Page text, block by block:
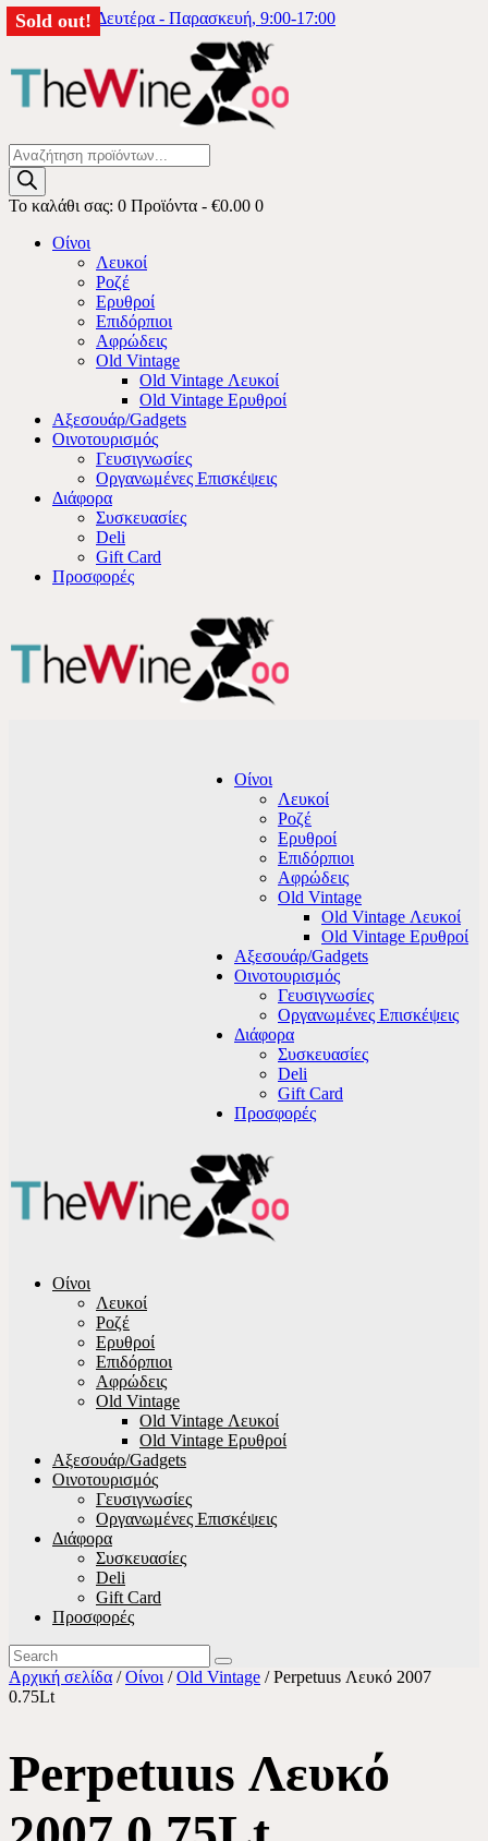
6976333740 Δευτέρα - Παρασκευή, 9:00-17:00
Products
search
Το καλάθι σας: 0 Προϊόντα - €0.00 0
Οίνοι
Λευκοί
Ροζέ
Ερυθροί
Επιδόρπιοι
Αφρώδεις
Old Vintage
Old Vintage Λευκοί
Old Vintage Ερυθροί
Αξεσουάρ/Gadgets
Οινοτουρισμός
Γευσιγνωσίες
Οργανωμένες Επισκέψεις
Διάφορα
Συσκευασίες
Deli
Gift Card
Προσφορές
Οίνοι
Λευκοί
Ροζέ
Ερυθροί
Επιδόρπιοι
Αφρώδεις
Old Vintage
Old Vintage Λευκοί
Old Vintage Ερυθροί
Αξεσουάρ/Gadgets
Οινοτουρισμός
Γευσιγνωσίες
Οργανωμένες Επισκέψεις
Διάφορα
Συσκευασίες
Deli
Gift Card
Προσφορές
Οίνοι
Λευκοί
Ροζέ
Ερυθροί
Επιδόρπιοι
Αφρώδεις
Old Vintage
Old Vintage Λευκοί
Old Vintage Ερυθροί
Αξεσουάρ/Gadgets
Οινοτουρισμός
Γευσιγνωσίες
Οργανωμένες Επισκέψεις
Διάφορα
Συσκευασίες
Deli
Gift Card
Προσφορές
Αρχική σελίδα /Οίνοι /Old Vintage / Perpetuus Λευκό 2007
0.75Lt
Perpetuus Λευκό
Sold out!